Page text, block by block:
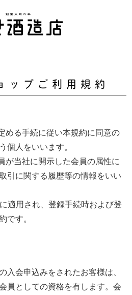
ップご利用規約
める手続に従い本規約に同意の
個人をいいます。
が当社に開示した会員の属性に
引に関する履歴等の情報をいい
適用され、登録手続時および登
です。
入会申込みをされたお客様は、
員としての資格を有します。会